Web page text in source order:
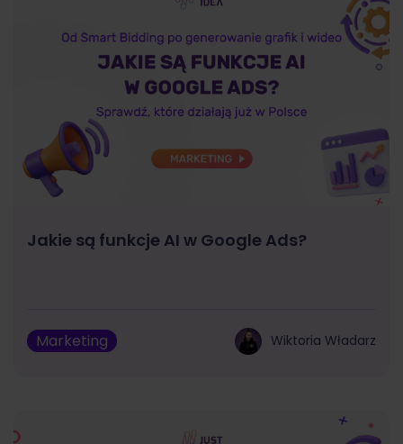
Jakie są funkcje AI w Google Ads?
Marketing Wiktoria Władarz